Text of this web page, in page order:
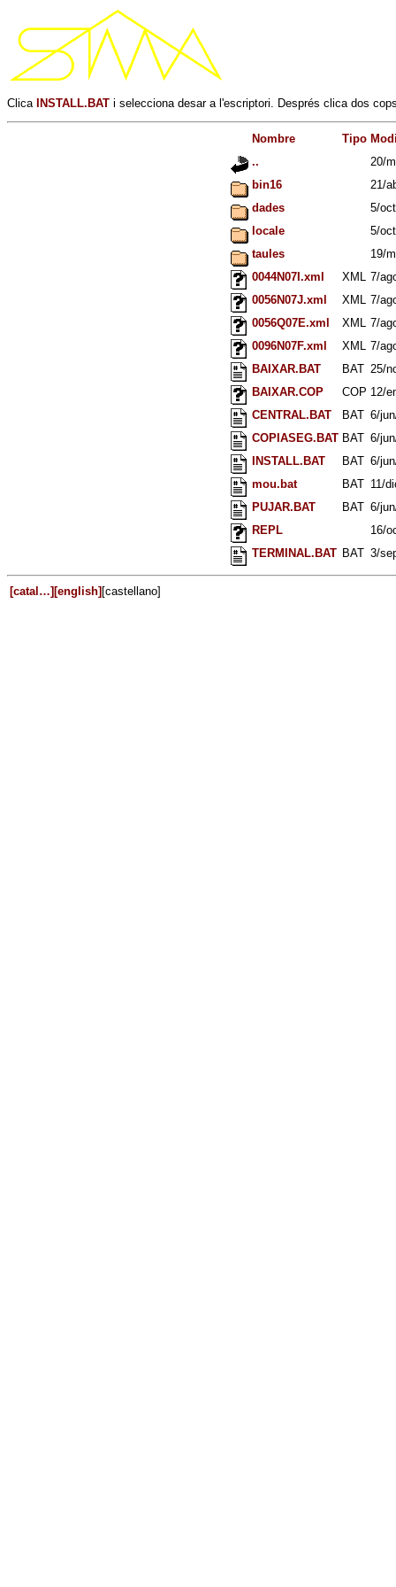
Clica INSTALL.BAT i selecciona desar a l'escriptori. Després clica dos
Nombre Tipo
..
20/
bin16
21/
dades
5/
locale
5/
taules
19/
0044N07I.xml
XML
7/
0056N07J.xml
XML
7/
0056Q07E.xml
XML
7/
0096N07F.xml
XML
7/
BAIXAR.BAT
BAT 25/
BAIXAR.COP
COP 12/
CENTRAL.BAT
BAT 6/
COPIASEG.BAT BAT 6/
INSTALL.BAT
BAT 6/
mou.bat
BAT 11/
PUJAR.BAT
BAT 6/
REPL
16/
TERMINAL.BAT BAT 3/
[catal…] [english] [castellano]